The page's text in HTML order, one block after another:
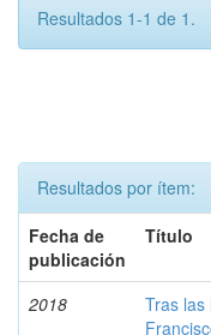
Resultados 1-1 de 1.
Resultados por ítem:
Fecha de
publicación
Título
2018
Tras las